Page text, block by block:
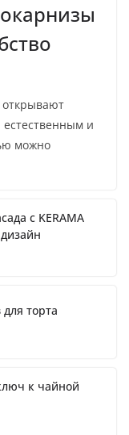
открывают
и
можно
с KERAMA
торта
к чайной